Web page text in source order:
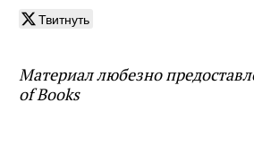
Твитнуть
Материал любезно
of Books